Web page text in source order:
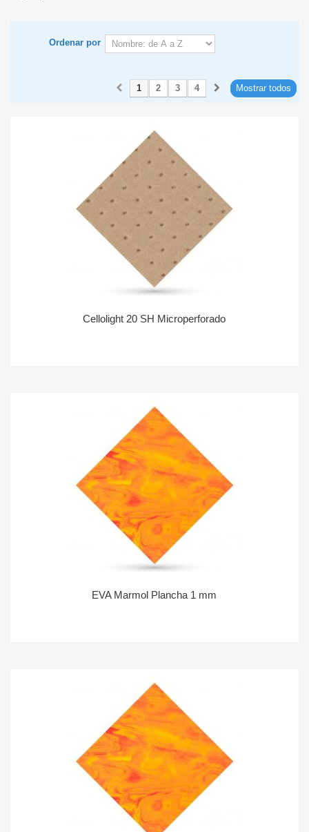
Ordenar por
Mostrar todos
1 2 3 4
Cellolight 20 SH Microperforado
EVA Marmol Plancha 1 mm